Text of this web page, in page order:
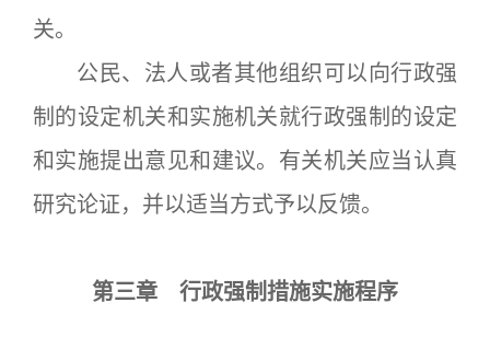
关。
公民、法人或者其他组织可以向行政强
制的设定机关和实施机关就行政强制的设定
和实施提出意见和建议。有关机关应当认真
研究论证，并以适当方式予以反馈。
第三章 行政强制措施实施程序